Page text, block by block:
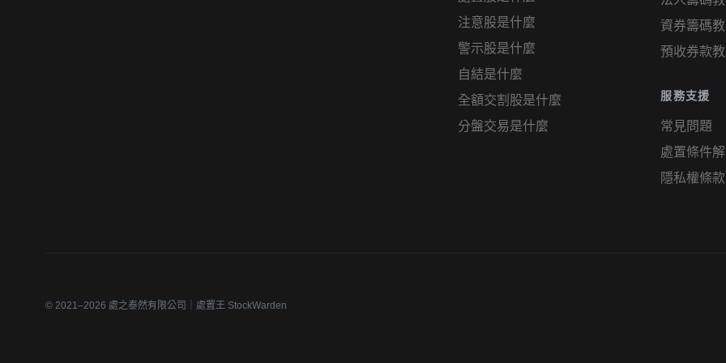
注意股是什麼
警示股是什麼
自結是什麼
全額交割股是什麼
分盤交易是什麼
資券籌碼
預收券款
服務支援
常見問題
處置條件
隱私權條款
© 2021–2026 處之泰然有限公司｜處置王 StockWarden